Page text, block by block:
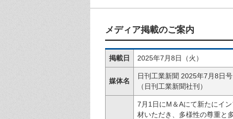
メディア掲載のご案内
掲載日 2025年7月8日（火）
媒体名
日刊工業新聞 2025年7月8日号
（日刊工業新聞社刊）
7月1日にM＆Aにて新たにイ
材いただき、多様性の尊重と